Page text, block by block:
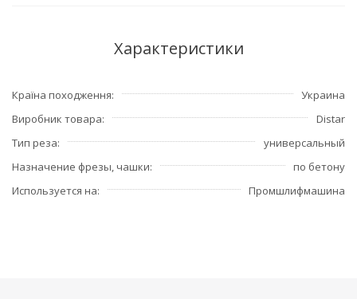
Характеристики
Країна походження
Украина
Виробник товара
Distar
Тип реза
универсальный
Назначение фрезы, чашки
по бетону
Используется на
Промшлифмашина